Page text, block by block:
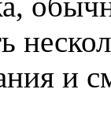
и